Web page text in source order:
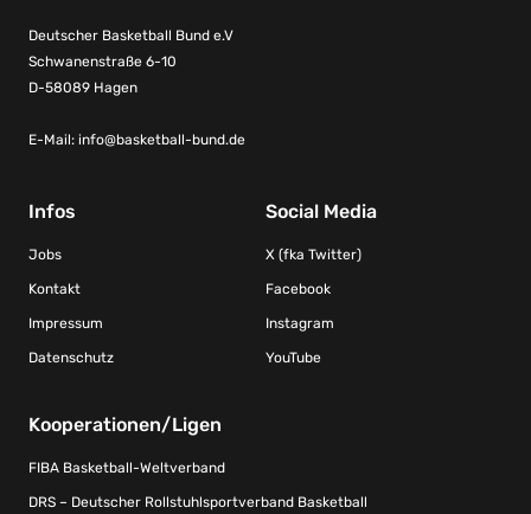
Deutscher Basketball Bund e.V
Schwanenstraße 6-10
D-58089 Hagen
E-Mail: info@basketball-bund.de
Infos
Jobs
Kontakt
Impressum
Datenschutz
Social Media
X (fka Twitter)
Facebook
Instagram
YouTube
Kooperationen/Ligen
FIBA Basketball-Weltverband
DRS – Deutscher Rollstuhlsportverband Basketball